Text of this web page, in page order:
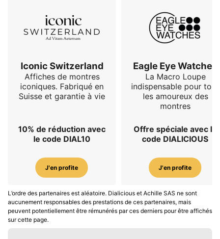
Iconic Switzerland
Affiches de montres
iconiques. Fabriqué en
Suisse et garantie à vie
10% de réduction avec
le code DIAL10
J'en profite
Eagle Eye Watches
La Macro Loupe
indispensable pour tous
les amoureux des
montres
Offre spéciale avec le
code DIALICIOUS
J'en profite
L’ordre des partenaires est aléatoire. Dialicious et Achille SAS ne sont
aucunement responsables des prestations de ces partenaires, mais
peuvent potentiellement être rémunérés par ces derniers pour être affichés
sur cette page.